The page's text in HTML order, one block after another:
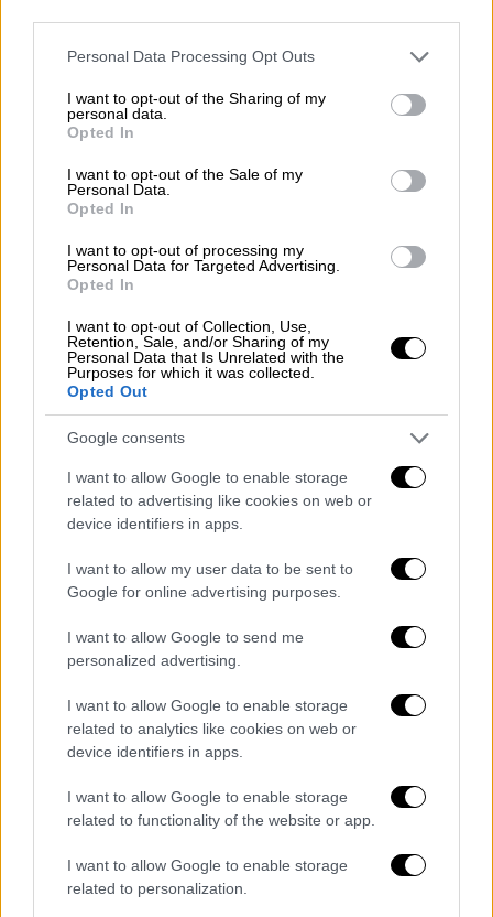
Please note that this website/app uses one or more Google
not limited to your visit or usage behaviour. You may click to
grant or deny consent to Google and its third-party tags to
use your data for below specified purposes in below Google
consent section.
Personal Data Processing Opt Outs
I want to opt-out of the Sharing of my
personal data.
Opted In
I want to opt-out of the Sale of my
Personal Data.
Opted In
I want to opt-out of processing my
Personal Data for Targeted Advertising.
Opted In
I want to opt-out of Collection, Use,
Retention, Sale, and/or Sharing of my
Personal Data that Is Unrelated with the
Purposes for which it was collected.
Opted Out
Google consents
I want to allow Google to enable storage
related to advertising like cookies on web or
device identifiers in apps.
I want to allow my user data to be sent to
Google for online advertising purposes.
I want to allow Google to send me
personalized advertising.
I want to allow Google to enable storage
related to analytics like cookies on web or
device identifiers in apps.
I want to allow Google to enable storage
related to functionality of the website or app.
I want to allow Google to enable storage
related to personalization.
Lifestyle|06.07.2022 18:55
Κουέντιν Ταραντίνο: Μπαμπάς για
δεύτερη φορά - Η σύζυγός του γέννησε
κοριτσάκι
Σε πελάγη ευτυχίας πλέει ο Αμερικανός
σκηνοθέτης Κουέντιν Ταραντίνο (Quentin
Tarantino), καθώς η σύζυγός του, Ντανιέλλα
Πικ έφερε στον κόσμο το δεύτερο παιδί